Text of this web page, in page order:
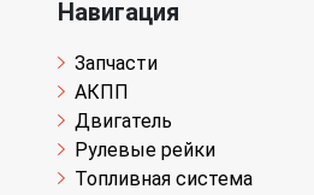
Навигация
Запчасти
АКПП
Двигатель
Рулевые рейки
Топливная система